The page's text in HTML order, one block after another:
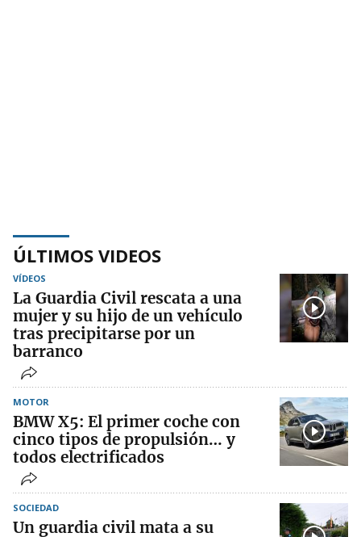
ÚLTIMOS VIDEOS
VÍDEOS
La Guardia Civil rescata a una
mujer y su hijo de un vehículo
tras precipitarse por un
barranco
MOTOR
BMW X5: El primer coche con
cinco tipos de propulsión… y
todos electrificados
SOCIEDAD
Un guardia civil mata a su